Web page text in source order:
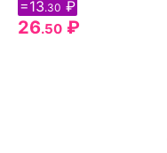
=13.30 ₽
26.50₽